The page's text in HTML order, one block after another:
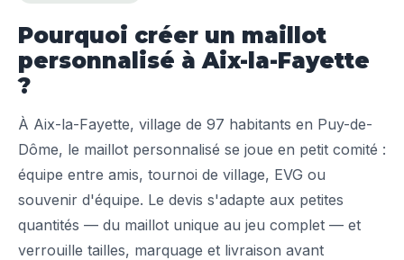
Pourquoi créer un maillot
personnalisé à Aix-la-Fayette
?
À Aix-la-Fayette, village de 97 habitants en Puy-de-
Dôme, le maillot personnalisé se joue en petit comité :
équipe entre amis, tournoi de village, EVG ou
souvenir d'équipe. Le devis s'adapte aux petites
quantités — du maillot unique au jeu complet — et
verrouille tailles, marquage et livraison avant